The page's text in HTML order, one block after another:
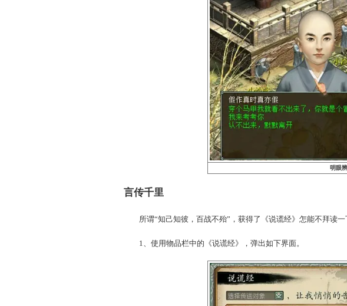
4、确定了谁是说谎精，就揭开他的马甲，会
5、获得《说谎经》的玩家可以将《说谎经》